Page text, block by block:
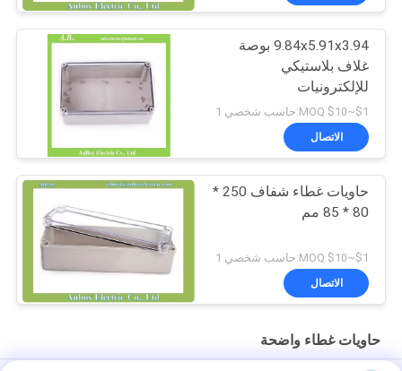
9.84x5.91x3.94 بوصة
غلاف بلاستيكي
للإلكترونيات
$1~$10 MOQ:حاسب شخصي 1
الاتصال
حاويات غطاء شفاف 250 *
80 * 85 مم
$1~$10 MOQ:حاسب شخصي 1
الاتصال
حاويات غطاء واضحة